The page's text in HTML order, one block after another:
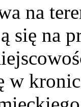
na
się na
w